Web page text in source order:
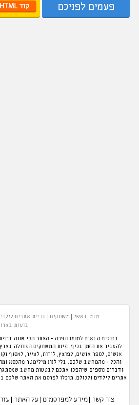
פעמים לפניכם
מומו ראשי משחקים בניית אתרים
בועות
ברוכים הבאים למומו הפרה - האתר הכי שווה
אנשים, לספר אנשים, לפוצץ, לירות, לצייר, לאסוף
והכל - מהמחשב שלכם. בלי לזוז מילימטר מהכסא
ודברים נוספים שיהפכו אתכם לבטטות מחשב
אתרים לילדים ולכולם. תוכלו לפרסם את האתר שלכם
צור קשר מידע למפרסמים על האתר